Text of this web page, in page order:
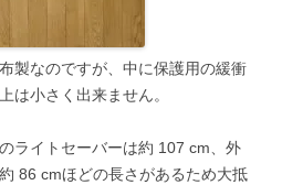
製なのですが、中に保護用の緩衝
は小さく出来ません。
ライトセーバーは約 107 cm、外
86 cmほどの長さがあるため大抵